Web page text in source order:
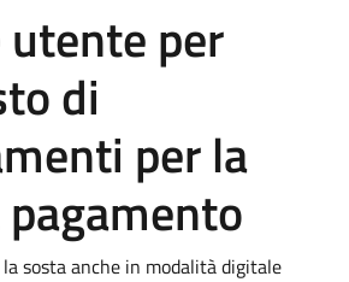
per
di
per la
sosta anche in modalità digitale